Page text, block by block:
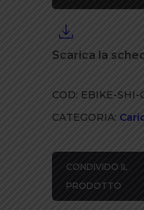
Europea
Scarica la
COD: EBIKE-SHI-
CATEGORIA:
CONDIVIDO IL
PRODOTTO